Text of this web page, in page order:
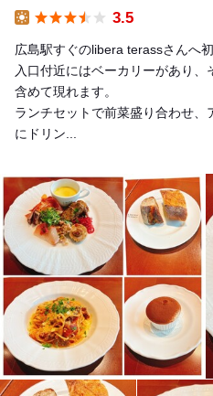
3.5
広島駅すぐのlibera terassさんへ初
入口付近にはベーカリーがあり
含めて現れます。
ランチセットで前菜盛り合わせ、
にドリン...